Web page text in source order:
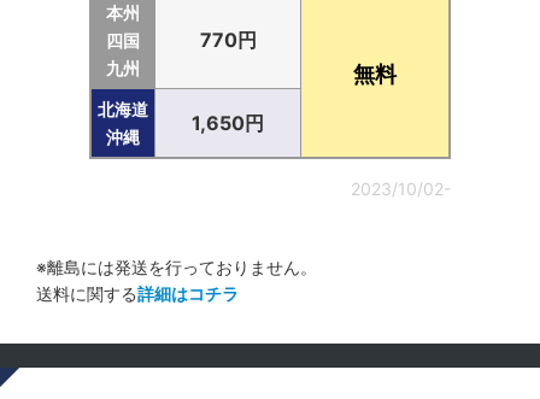
本州
四国
九州
770円
無料
北海道
沖縄
1,650円
2023/10/02-
※離島には発送を行っておりません。
送料に関する詳細はコチラ